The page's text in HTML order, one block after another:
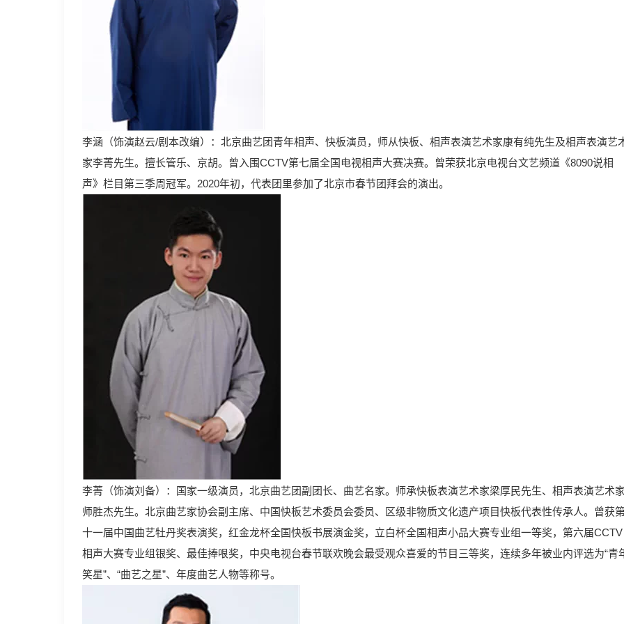
李涵（饰演赵云/剧本改编）：北京曲艺团青年相声、快板演员，师从快板、相声表演艺术家康有纯先生及相声表演艺
家李菁先生。擅长管乐、京胡。曾入围CCTV第七届全国电视相声大赛决赛。曾荣获北京电视台文艺频道《8090说相
声》栏目第三季周冠军。2020年初，代表团里参加了北京市春节团拜会的演出。
李菁（饰演刘备）：国家一级演员，北京曲艺团副团长、曲艺名家。师承快板表演艺术家梁厚民先生、相声表演艺术
师胜杰先生。北京曲艺家协会副主席、中国快板艺术委员会委员、区级非物质文化遗产项目快板代表性传承人。曾获
十一届中国曲艺牡丹奖表演奖，红金龙杯全国快板书展演金奖，立白杯全国相声小品大赛专业组一等奖，第六届CCTV
相声大赛专业组银奖、最佳捧哏奖，中央电视台春节联欢晚会最受观众喜爱的节目三等奖，连续多年被业内评选为“青
笑星”、“曲艺之星”、年度曲艺人物等称号。